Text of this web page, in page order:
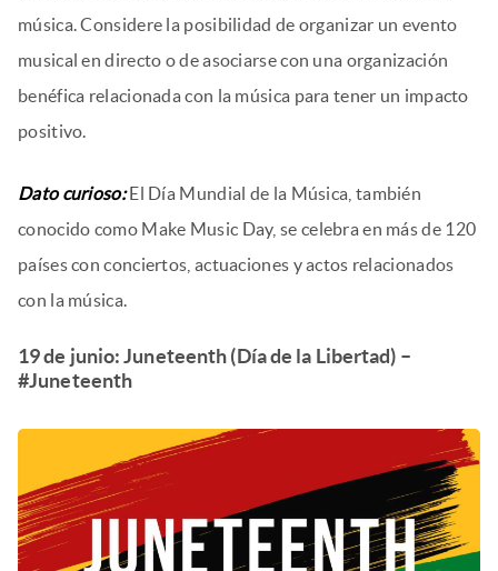
música. Considere la posibilidad de organizar un evento
musical en directo o de asociarse con una organización
benéfica relacionada con la música para tener un impacto
positivo.
Dato curioso:El Día Mundial de la Música, también
conocido como Make Music Day, se celebra en más de 120
países con conciertos, actuaciones y actos relacionados
con la música.
19 de junio: Juneteenth (Día de la Libertad) –
#Juneteenth